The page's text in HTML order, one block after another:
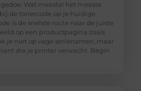
Wat meestal het meeste
de tonercode op je huidige
is de snelste route naar de juiste
op een productpagina zoals
je niet op vage serienamen, maar
die je printer verwacht. Begin